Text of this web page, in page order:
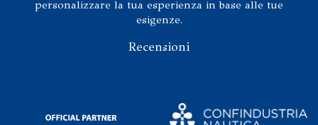
personalizzare la tua esperienza in base alle tue
esigenze.
Recensioni